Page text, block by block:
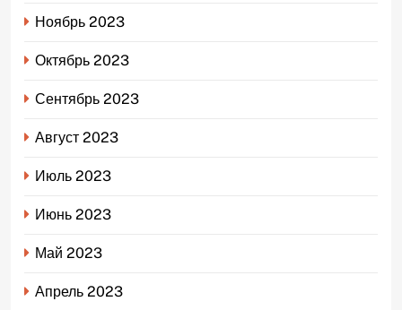
Ноябрь 2023
Октябрь 2023
Сентябрь 2023
Август 2023
Июль 2023
Июнь 2023
Май 2023
Апрель 2023